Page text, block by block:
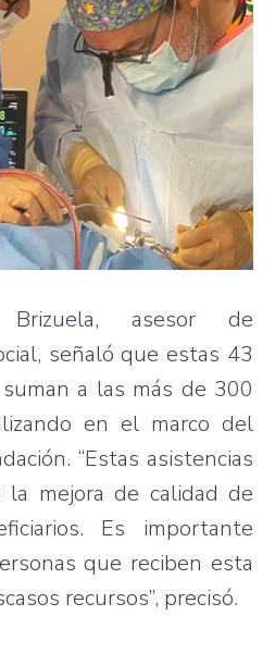
Brizuela, asesor de
señaló que estas 43
a las más de 300
en el marco del
“Estas asistencias
mejora de calidad de
Es importante
que reciben esta
recursos”, precisó.